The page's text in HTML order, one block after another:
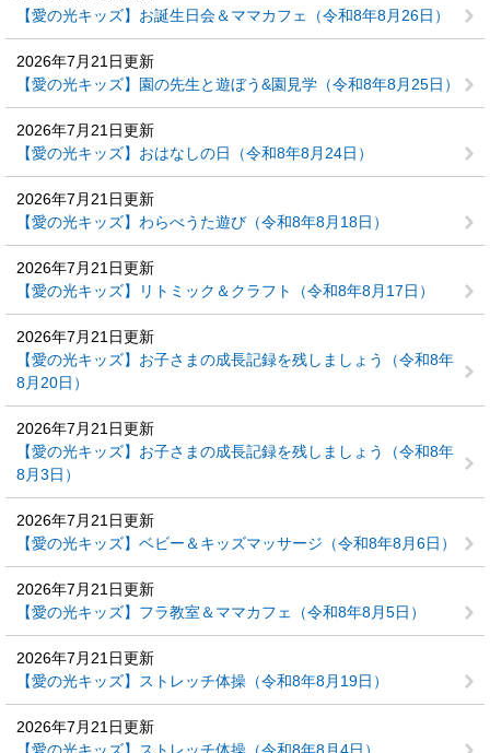
【愛の光キッズ】お誕生日会＆ママカフェ（令和8年8月26日）
2026年7月21日更新
【愛の光キッズ】園の先生と遊ぼう&園見学（令和8年8月25日）
2026年7月21日更新
【愛の光キッズ】おはなしの日（令和8年8月24日）
2026年7月21日更新
【愛の光キッズ】わらべうた遊び（令和8年8月18日）
2026年7月21日更新
【愛の光キッズ】リトミック＆クラフト（令和8年8月17日）
2026年7月21日更新
【愛の光キッズ】お子さまの成長記録を残しましょう（令和8年
8月20日）
2026年7月21日更新
【愛の光キッズ】お子さまの成長記録を残しましょう（令和8年
8月3日）
2026年7月21日更新
【愛の光キッズ】ベビー＆キッズマッサージ（令和8年8月6日）
2026年7月21日更新
【愛の光キッズ】フラ教室＆ママカフェ（令和8年8月5日）
2026年7月21日更新
【愛の光キッズ】ストレッチ体操（令和8年8月19日）
2026年7月21日更新